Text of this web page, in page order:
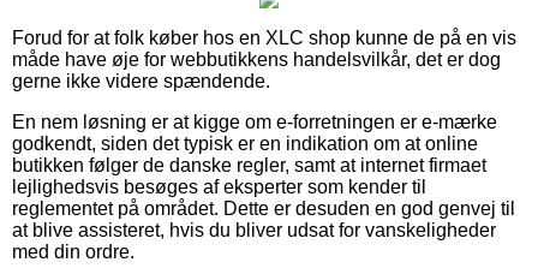
Forud for at folk køber hos en XLC shop kunne de på en vis
måde have øje for webbutikkens handelsvilkår, det er dog
gerne ikke videre spændende.
En nem løsning er at kigge om e-forretningen er e-mærke
godkendt, siden det typisk er en indikation om at online
butikken følger de danske regler, samt at internet firmaet
lejlighedsvis besøges af eksperter som kender til
reglementet på området. Dette er desuden en god genvej til
at blive assisteret, hvis du bliver udsat for vanskeligheder
med din ordre.